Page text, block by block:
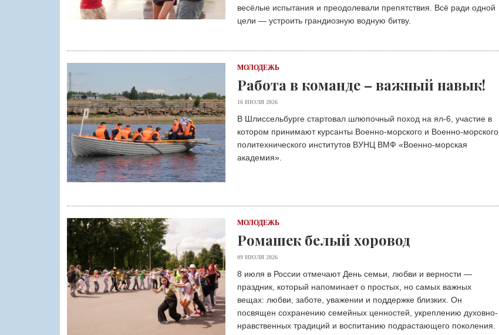
весёлые испытания и преодолевали препятствия. Всё ради одной
цели — устроить грандиозную водную битву.
МОЛОДЕЖЬ
Работа в команде – важный навык!
16 ИЮЛЯ 2026
В Шлиссельбурге стартовал шлюпочный поход на ял-6, участие в
котором принимают курсанты Военно-морского и Военно-морского
политехнического институтов ВУНЦ ВМФ «Военно-морская
академия».
МОЛОДЕЖЬ
Ромашек белый хоровод
09 ИЮЛЯ 2026
8 июля в России отмечают День семьи, любви и верности —
праздник, который напоминает о простых, но самых важных
вещах: любви, заботе, уважении и поддержке близких. Он
посвящен сохранению семейных ценностей, укреплению духовно-
нравственных традиций и воспитанию подрастающего поколения.